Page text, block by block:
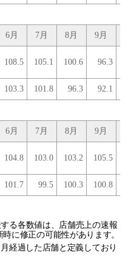
6月 7月 8月 9月
108.5 105.1 100.6 96.3
103.3 101.8 96.3 92.1
6月 7月 8月 9月
104.8 103.0 103.2 105.5
101.7 99.5 100.3 100.8
る各数値は、店舗売上の速報
に修正の可能性があります。
経過した店舗と定義しており